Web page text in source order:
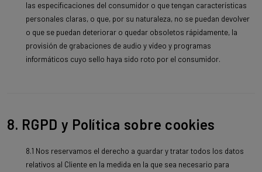
las especificaciones del consumidor o que tengan características
personales claras, o que, por su naturaleza, no se puedan devolver
o que se puedan deteriorar o quedar obsoletos rápidamente, la
provisión de grabaciones de audio y vídeo y programas
informáticos cuyo sello haya sido roto por el consumidor.
8. RGPD y Política sobre cookies
8.1 Nos reservamos el derecho a guardar y tratar todos los datos
relativos al Cliente en la medida en la que sea necesario para